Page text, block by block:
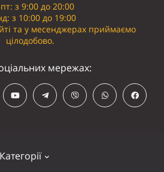
Категорії
з 9:00 до 20:00
з 10:00 до 19:00
та у месенджерах приймаємо
цілодобово.
мережах: